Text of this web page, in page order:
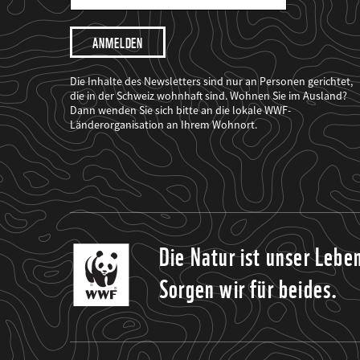
Mail
Adresse
Ich
möchte,
dass
der
WWF
mich
über
seine
Projekte
informiert.
Die Inhalte des Newsletters sind nur an Personen gerichtet,
die in der Schweiz wohnhaft sind. Wohnen Sie im Ausland?
Dann wenden Sie sich bitte an die lokale WWF-
Länderorganisation an Ihrem Wohnort.
Die Natur ist unser
Sorgen wir für beides.